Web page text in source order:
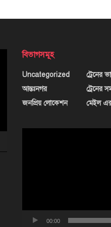
বিভাগসমূহ
Uncategorized
আন্তঃনগর
জনপ্রিয় লোকেশন
ট্রেনের
ট্রেনের
মেইল
00:00